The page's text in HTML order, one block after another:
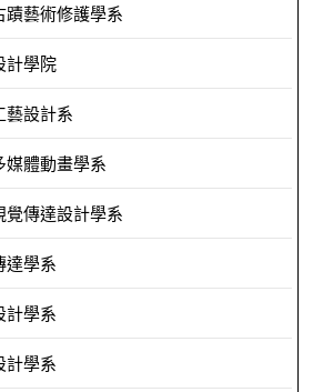
蹟藝術修護學系
計學院
藝設計系
媒體動畫學系
覺傳達設計學系
達學系
計學系
計學系